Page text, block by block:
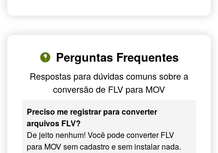
Perguntas Frequentes
Respostas para dúvidas comuns sobre a
conversão de FLV para MOV
Preciso me registrar para converter
arquivos FLV?
De jeito nenhum! Você pode converter FLV
para MOV sem cadastro e sem instalar nada.